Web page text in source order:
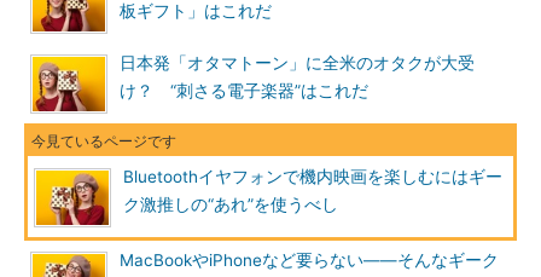
板ギフト」はこれだ
日本発「オタマトーン」に全米のオタクが大受
け？ “刺さる電子楽器”はこれだ
Bluetoothイヤフォンで機内映画を楽しむにはギー
ク激推しの“あれ”を使うべし
MacBookやiPhoneなど要らない――そんなギーク